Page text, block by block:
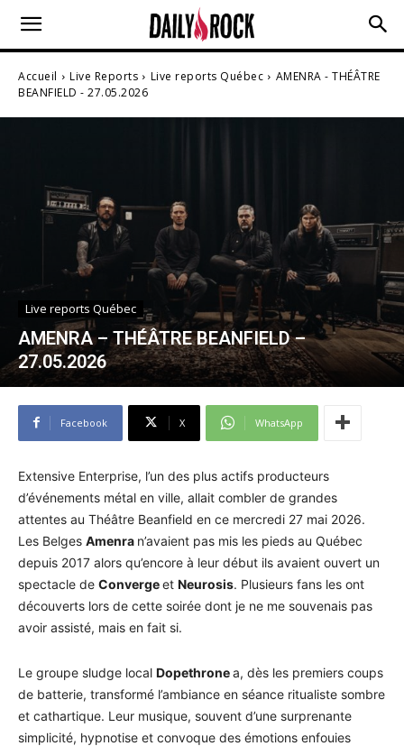
Accueil Live Reports Live reports Québec
AMENRA - THÉÂTRE
BEANFIELD - 27.05.2026
Live reports Québec
AMENRA – THÉÂTRE BEANFIELD –
27.05.2026
Facebook X WhatsApp
Extensive Enterprise, l’un des plus actifs producteurs
d’événements métal en ville, allait combler de grandes
attentes au Théâtre Beanfield en ce mercredi 27 mai 2026.
Les Belges Amenra n’avaient pas mis les pieds au Québec
depuis 2017 alors qu’encore à leur début ils avaient ouvert un
spectacle de Convergeet Neurosis. Plusieurs fans les ont
découverts lors de cette soirée dont je ne me souvenais pas
avoir assisté, mais en fait si.
Le groupe sludge local Dopethronea, dès les premiers coups
de batterie, transformé l’ambiance en séance ritualiste sombre
et cathartique. Leur musique, souvent d’une surprenante
simplicité, hypnotise et convoque des émotions enfouies